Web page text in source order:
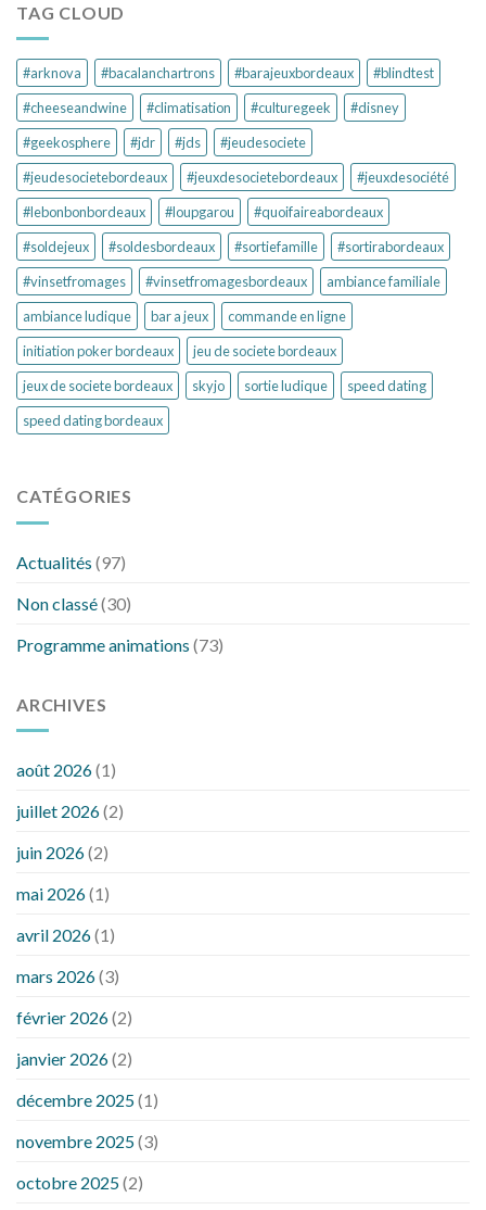
TAG CLOUD
#arknova #bacalanchartrons #barajeuxbordeaux
#blindtest
#cheeseandwine
#climatisation #culturegeek
#disney
#geekosphere
#jdr #jds
#jeudesociete
#jeudesocietebordeaux
#jeuxdesocietebordeaux
#jeuxdesociété
#lebonbonbordeaux
#loupgarou
#quoifaireabordeaux
#soldejeux
#soldesbordeaux #sortiefamille
#sortirabordeaux
#vinsetfromages
#vinsetfromagesbordeaux
ambiance familiale
ambiance ludique
bar a jeux
commande en ligne
initiation poker bordeaux
jeu de societe bordeaux
jeux de societe bordeaux
skyjo sortie ludique
speed dating
speed dating bordeaux
CATÉGORIES
Actualités (97)
Non classé(30)
Programme animations (73)
ARCHIVES
août 2026(1)
juillet 2026(2)
juin 2026(2)
mai 2026(1)
avril 2026(1)
mars 2026(3)
février 2026(2)
janvier 2026(2)
décembre 2025(1)
novembre 2025(3)
octobre 2025(2)